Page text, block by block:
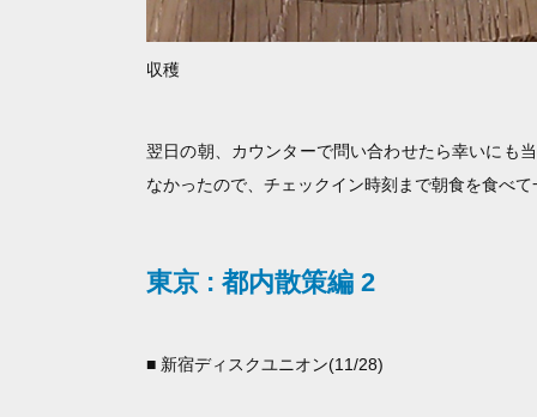
収穫
翌日の朝、カウンターで問い合わせたら幸いにも
なかったので、チェックイン時刻まで朝食を食べ
東京 : 都内散策編 2
■ 新宿ディスクユニオン(11/28)